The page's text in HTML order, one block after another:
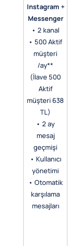
Instagram +
Messenger
• 2 kanal
• 500 Aktif
müşteri
/ay**
(İlave 500
Aktif
müşteri 638
TL)
• 2 ay
mesaj
geçmişi
• Kullanıcı
yönetimi
• Otomatik
karşılama
mesajları